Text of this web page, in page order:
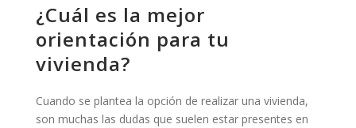
¿Cuál es la mejor
orientación para tu
vivienda?
Cuando se plantea la opción de realizar una vivienda,
son muchas las dudas que suelen estar presentes en